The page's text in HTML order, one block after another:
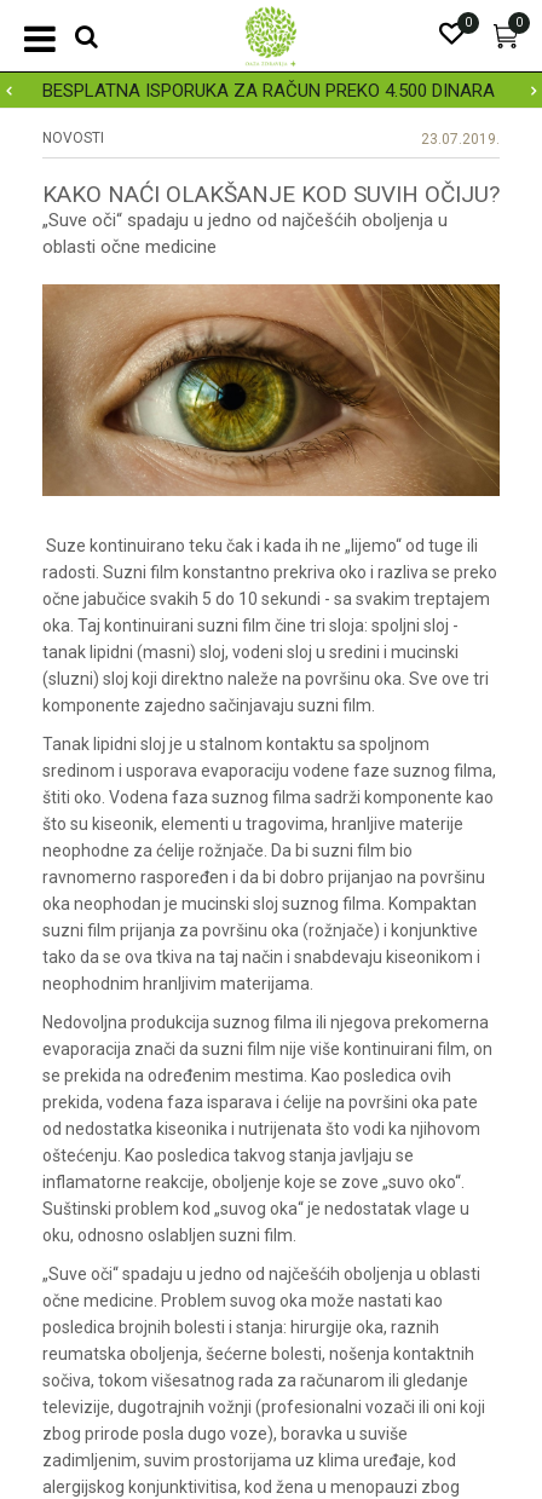
BESPLATNA ISPORUKA ZA RAČUN PREKO 4.500 DINARA
0
0
NOVOSTI 23.07.2019.
KAKO NAĆI OLAKŠANJE KOD SUVIH OČIJU?
„Suve oči“ spadaju u jedno od najčešćih oboljenja u
oblasti očne medicine
Suze kontinuirano teku čak i kada ih ne „lijemo“ od tuge ili
radosti. Suzni film konstantno prekriva oko i razliva se preko
očne jabučice svakih 5 do 10 sekundi - sa svakim treptajem
oka. Taj kontinuirani suzni film čine tri sloja: spoljni sloj -
tanak lipidni (masni) sloj, vodeni sloj u sredini i mucinski
(sluzni) sloj koji direktno naleže na površinu oka. Sve ove tri
komponente zajedno sačinjavaju suzni film.
Tanak lipidni sloj je u stalnom kontaktu sa spoljnom
sredinom i usporava evaporaciju vodene faze suznog filma,
štiti oko. Vodena faza suznog filma sadrži komponente kao
što su kiseonik, elementi u tragovima, hranljive materije
neophodne za ćelije rožnjače. Da bi suzni film bio
ravnomerno raspoređen i da bi dobro prijanjao na površinu
oka neophodan je mucinski sloj suznog filma. Kompaktan
suzni film prijanja za površinu oka (rožnjače) i konjunktive
tako da se ova tkiva na taj način i snabdevaju kiseonikom i
neophodnim hranljivim materijama.
Nedovoljna produkcija suznog filma ili njegova prekomerna
evaporacija znači da suzni film nije više kontinuirani film, on
se prekida na određenim mestima. Kao posledica ovih
prekida, vodena faza isparava i ćelije na površini oka pate
od nedostatka kiseonika i nutrijenata što vodi ka njihovom
oštećenju. Kao posledica takvog stanja javljaju se
inflamatorne reakcije, oboljenje koje se zove „suvo oko“.
Suštinski problem kod „suvog oka“ je nedostatak vlage u
oku, odnosno oslabljen suzni film.
„Suve oči“ spadaju u jedno od najčešćih oboljenja u oblasti
očne medicine. Problem suvog oka može nastati kao
posledica brojnih bolesti i stanja: hirurgije oka, raznih
reumatska oboljenja, šećerne bolesti, nošenja kontaktnih
sočiva, tokom višesatnog rada za računarom ili gledanje
televizije, dugotrajnih vožnji (profesionalni vozači ili oni koji
zbog prirode posla dugo voze), boravka u suviše
zadimljenim, suvim prostorijama uz klima uređaje, kod
alergijskog konjunktivitisa, kod žena u menopauzi zbog